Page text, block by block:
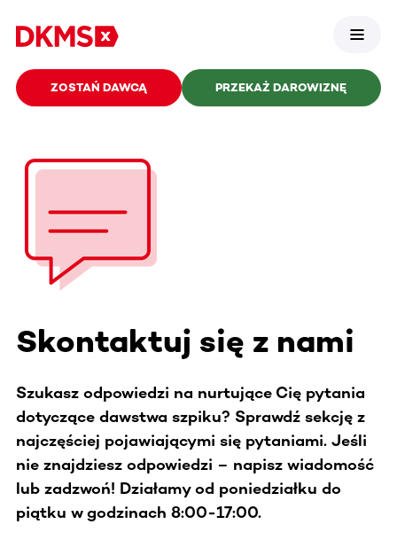
ZOSTAŃ DAWCĄ PRZEKAŻ DAROWIZNĘ
Skontaktuj się z nami
Szukasz odpowiedzi na nurtujące Cię pytania
dotyczące dawstwa szpiku? Sprawdź sekcję z
najczęściej pojawiającymi się pytaniami. Jeśli
nie znajdziesz odpowiedzi – napisz wiadomość
lub zadzwoń! Działamy od poniedziałku do
piątku w godzinach 8:00-17:00.